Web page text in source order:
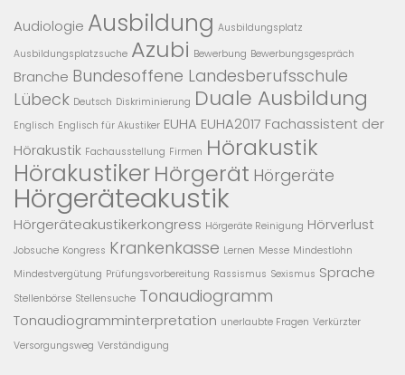
Audiologie Ausbildung Ausbildungsplatz
Ausbildungsplatzsuche Azubi Bewerbung Bewerbungsgespräch
Branche Bundesoffene Landesberufsschule
Lübeck Deutsch Diskriminierung Duale Ausbildung
Englisch Englisch für Akustiker EUHA EUHA2017 Fachassistent der
Hörakustik Fachausstellung Firmen Hörakustik
HörakustikerHörgerät Hörgeräte
Hörgeräteakustik
Hörgeräteakustikerkongress Hörgeräte Reinigung Hörverlust
Jobsuche Kongress Krankenkasse Lernen Messe Mindestlohn
Mindestvergütung Prüfungsvorbereitung Rassismus Sexismus Sprache
Stellenbörse Stellensuche Tonaudiogramm
Tonaudiogramminterpretation unerlaubte Fragen Verkürzter
Versorgungsweg Verständigung